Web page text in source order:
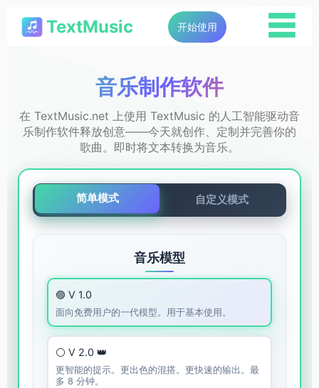
TextMusic 开始使用 ☰
音乐制作软件
在 TextMusic.net 上使用 TextMusic 的人工智能驱动音
乐制作软件释放创意——今天就创作、定制并完善你的
歌曲。即时将文本转换为音乐。
简单模式 自定义模式
音乐模型
🟣 V 1.0
面向免费用户的一代模型。用于基本使用。
⚪ V 2.0 👑
更智能的提示。更出色的混搭。更快速的输出。最
多 8 分钟。